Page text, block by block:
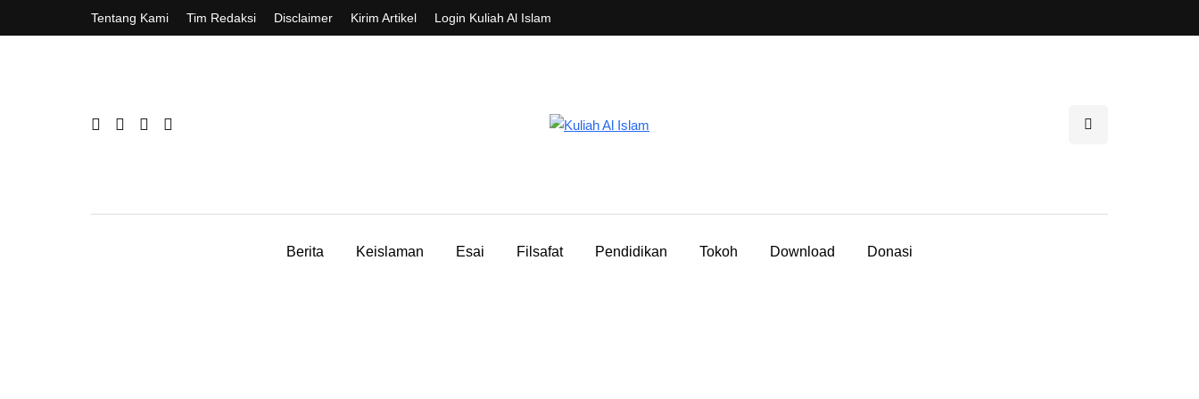
Tentang Kami Tim Redaksi Disclaimer Kirim Artikel Login Kuliah Al Islam
Berita Keislaman Esai Filsafat Pendidikan Tokoh Download Donasi